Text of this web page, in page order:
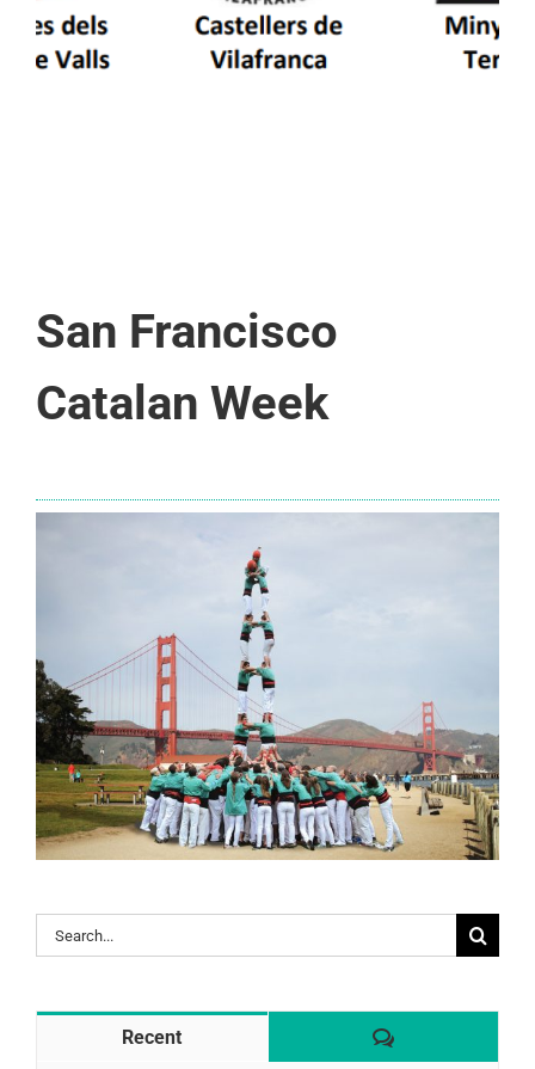
San Francisco
Catalan Week
Search
for:
Recent Comentaris